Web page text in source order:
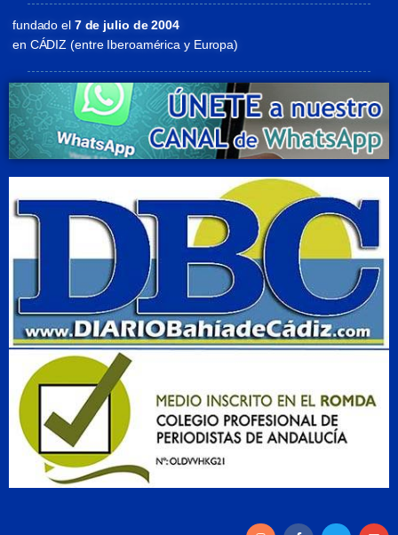
fundado el7 de julio de 2004
en CÁDIZ (entre Iberoamérica y Europa)